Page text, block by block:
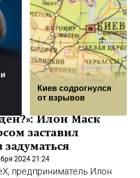
Киев содрогнулся
от взрывов
Илон Маск
заставил
2024 21:24
предприниматель Илон